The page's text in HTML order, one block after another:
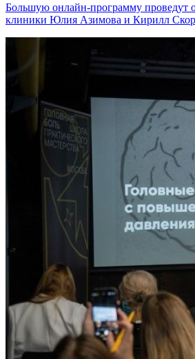
Большую онлайн-программу проведут
клиники Юлия Азимова и Кирилл